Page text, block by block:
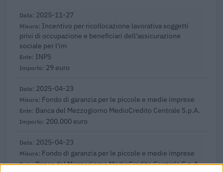
2025-11-27
Incentivo per ricollocazione lavorativa soggetti
privi di occupazione e beneficiari dell'assicurazione
sociale per l'im
INPS
29 euro
2025-04-23
Fondo di garanzia per le piccole e medie imprese
Banca del Mezzogiorno MedioCredito Centrale S.p.A.
200.000 euro
2025-04-23
Fondo di garanzia per le piccole e medie imprese
Banca del Mezzogiorno MedioCredito Centrale S.p.A.